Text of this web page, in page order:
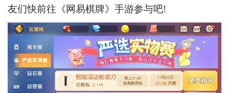
友们快前往《网易棋牌》手游参与吧!